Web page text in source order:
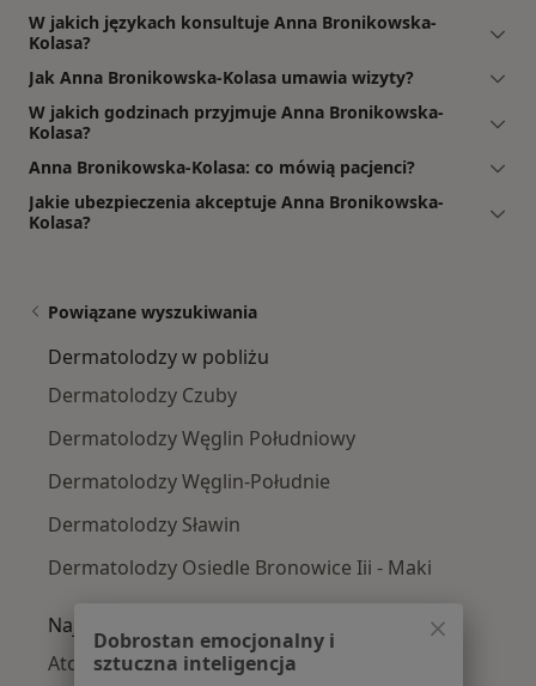
W jakich językach konsultuje Anna Bronikowska-
Kolasa?
Jak Anna Bronikowska-Kolasa umawia wizyty?
W jakich godzinach przyjmuje Anna Bronikowska-
Kolasa?
Anna Bronikowska-Kolasa: co mówią pacjenci?
Jakie ubezpieczenia akceptuje Anna Bronikowska-
Kolasa?
Powiązane wyszukiwania
Dermatolodzy w pobliżu
Dermatolodzy Czuby
Dermatolodzy Węglin Południowy
Dermatolodzy Węglin-Południe
Dermatolodzy Sławin
Dermatolodzy Osiedle Bronowice Iii - Maki
Najczęście leczone choroby
Atopowe zapalenie skóry w Lublinie
Dobrostan emocjonalny i
sztuczna inteligencja